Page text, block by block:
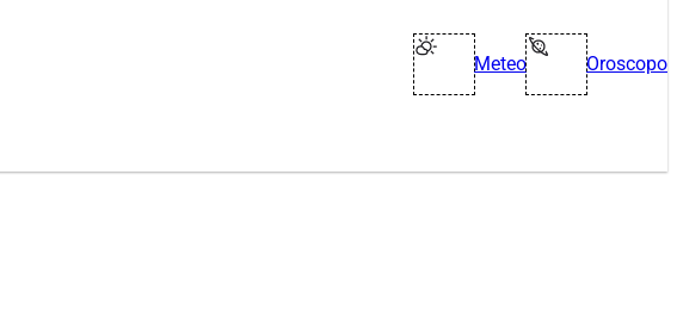
Meteo Oroscopo